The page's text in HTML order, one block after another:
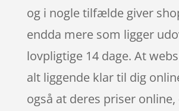
og i nogle tilfælde giver
endda mere som ligger
lovpligtige 14 dage. At
alt liggende klar til dig
også at deres priser online,